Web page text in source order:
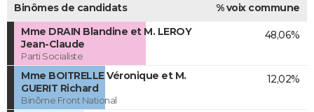
Binômes de candidats
% voix commune
Mme DRAIN Blandine et M. LEROY
Jean-Claude
Parti Socialiste
48,06%
Mme BOITRELLE Véronique et M.
GUERIT Richard
Binôme Front National
12,02%